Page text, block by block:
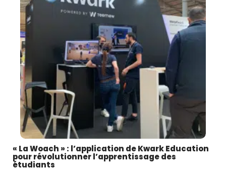
« La Woach » : l’application de Kwark Education
pour révolutionner l’apprentissage des
étudiants